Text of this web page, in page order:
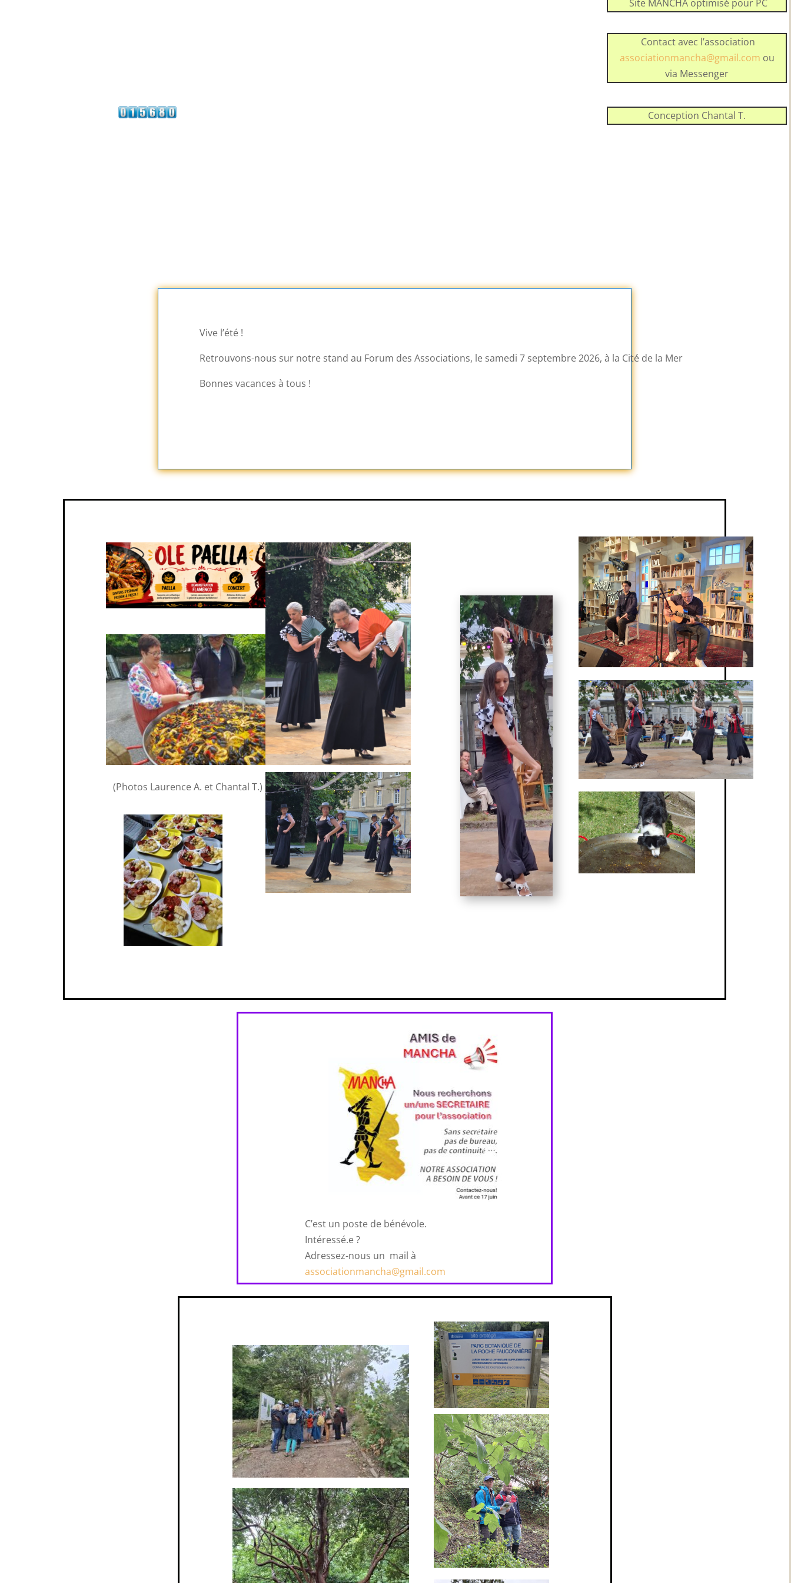
Site MANCHA optimisé pour PC
Contact avec l’association
associationmancha@gmail.com ou
via Messenger
Conception Chantal T.
Vive l’été !
Retrouvons-nous sur notre stand au Forum des Associations, le samedi 7 septembre 2026, à la Cité de la Mer
Bonnes vacances à tous !
(Photos Laurence A. et Chantal T.)
C’est un poste de bénévole.
Intéressé.e ?
Adressez-nous un mail à
associationmancha@gmail.com